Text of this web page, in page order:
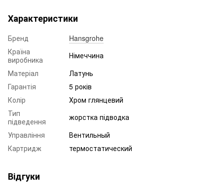
Характеристики
Бренд
Hansgrohe
Країна
виробника
Німеччина
Матеріал
Латунь
Гарантія
5 років
Колір
Хром глянцевий
Тип
підведення
жорстка підводка
Управління
Вентильный
Картридж
термостатический
Відгуки